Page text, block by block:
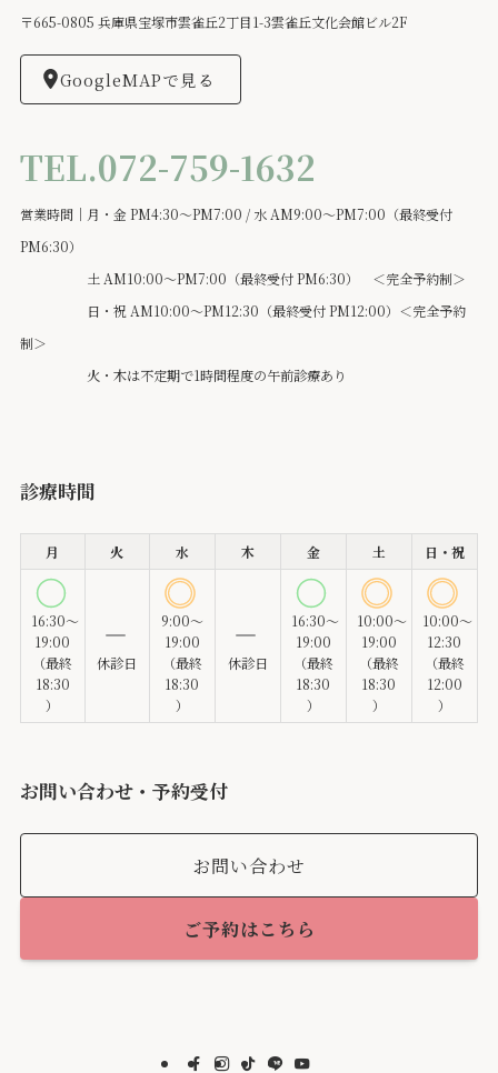
〒665-0805 兵庫県宝塚市雲雀丘2丁目1-3雲雀丘文化会館ビル2F
GoogleMAPで見る
TEL.072-759-1632
営業時間｜月・金 PM4:30～PM7:00 / 水 AM9:00～PM7:00（最終受付
PM6:30）
土 AM10:00～PM7:00（最終受付 PM6:30） ＜完全予約制＞
日・祝 AM10:00～PM12:30（最終受付 PM12:00）＜完全予約
制＞
火・木は不定期で1時間程度の午前診療あり
診療時間
月 火 水 木 金 土 日・祝
16:30～
19:00
（最終
18:30
）
休診日
9:00～
19:00
（最終
18:30
）
休診日
16:30～
19:00
（最終
18:30
）
10:00～
19:00
（最終
18:30
）
10:00～
12:30
（最終
12:00
）
お問い合わせ・予約受付
お問い合わせ
ご予約はこちら